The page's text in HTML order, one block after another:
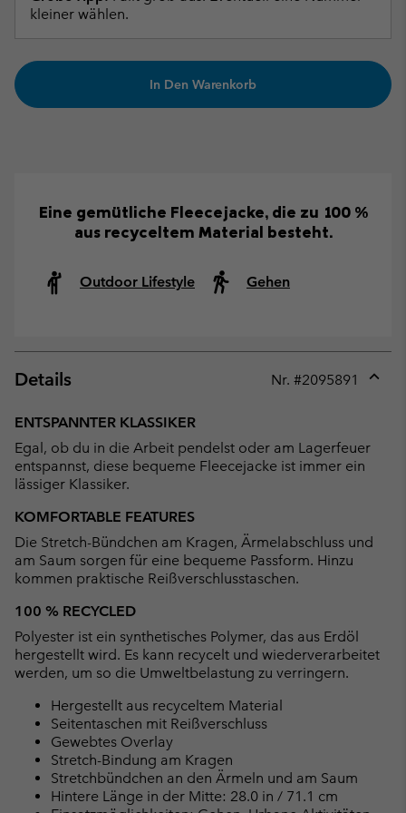
kleiner wählen.
In Den Warenkorb
Eine gemütliche Fleecejacke, die zu 100 %
aus recyceltem Material besteht.
Outdoor Lifestyle Gehen
Details Nr. #2095891
ENTSPANNTER KLASSIKER
Egal, ob du in die Arbeit pendelst oder am Lagerfeuer
entspannst, diese bequeme Fleecejacke ist immer ein
lässiger Klassiker.
KOMFORTABLE FEATURES
Die Stretch-Bündchen am Kragen, Ärmelabschluss und
am Saum sorgen für eine bequeme Passform. Hinzu
kommen praktische Reißverschlusstaschen.
100 % RECYCLED
Polyester ist ein synthetisches Polymer, das aus Erdöl
hergestellt wird. Es kann recycelt und wiederverarbeitet
werden, um so die Umweltbelastung zu verringern.
Hergestellt aus recyceltem Material
Seitentaschen mit Reißverschluss
Gewebtes Overlay
Stretch-Bindung am Kragen
Stretchbündchen an den Ärmeln und am Saum
Hintere Länge in der Mitte: 28.0 in / 71.1 cm